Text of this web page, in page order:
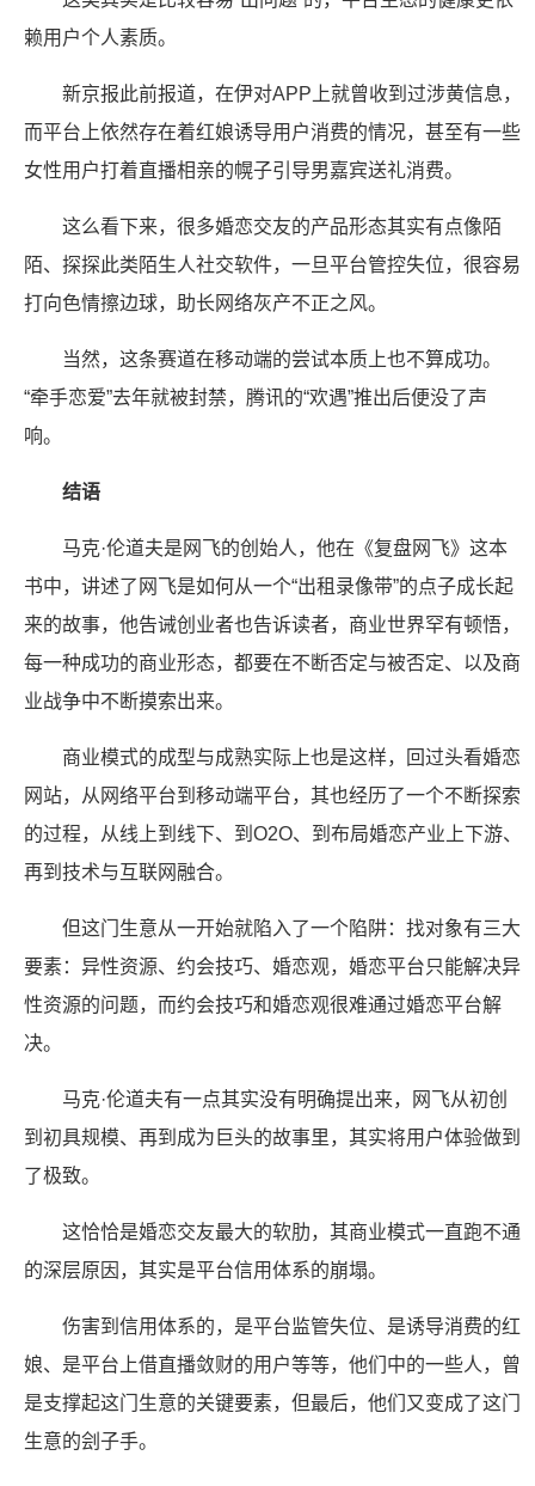
赖用户个人素质。
新京报此前报道，在伊对APP上就曾收到过涉黄信息，
而平台上依然存在着红娘诱导用户消费的情况，甚至有一些
女性用户打着直播相亲的幌子引导男嘉宾送礼消费。
这么看下来，很多婚恋交友的产品形态其实有点像陌
陌、探探此类陌生人社交软件，一旦平台管控失位，很容易
打向色情擦边球，助长网络灰产不正之风。
当然，这条赛道在移动端的尝试本质上也不算成功。
“牵手恋爱”去年就被封禁，腾讯的“欢遇”推出后便没了声
响。
结语
马克·伦道夫是网飞的创始人，他在《复盘网飞》这本
书中，讲述了网飞是如何从一个“出租录像带”的点子成长起
来的故事，他告诫创业者也告诉读者，商业世界罕有顿悟，
每一种成功的商业形态，都要在不断否定与被否定、以及商
业战争中不断摸索出来。
商业模式的成型与成熟实际上也是这样，回过头看婚恋
网站，从网络平台到移动端平台，其也经历了一个不断探索
的过程，从线上到线下、到O2O、到布局婚恋产业上下游、
再到技术与互联网融合。
但这门生意从一开始就陷入了一个陷阱：找对象有三大
要素：异性资源、约会技巧、婚恋观，婚恋平台只能解决异
性资源的问题，而约会技巧和婚恋观很难通过婚恋平台解
决。
马克·伦道夫有一点其实没有明确提出来，网飞从初创
到初具规模、再到成为巨头的故事里，其实将用户体验做到
了极致。
这恰恰是婚恋交友最大的软肋，其商业模式一直跑不通
的深层原因，其实是平台信用体系的崩塌。
伤害到信用体系的，是平台监管失位、是诱导消费的红
娘、是平台上借直播敛财的用户等等，他们中的一些人，曾
是支撑起这门生意的关键要素，但最后，他们又变成了这门
生意的刽子手。